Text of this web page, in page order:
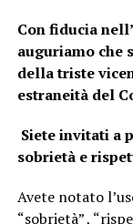
Con fiducia
auguriamo che
della triste
estraneità del
Siete invitati a
sobrietà e
Avete notato
“sobrietà” ,